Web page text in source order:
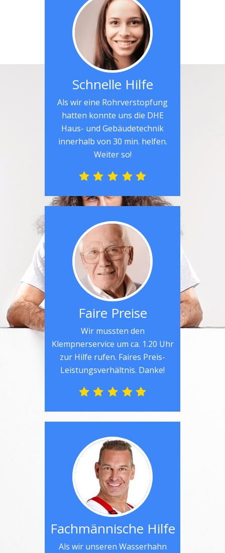
Schnelle Hilfe
Als wir eine Rohrverstopfung
hatten konnte uns die DHE
Haus- und Gebäudetechnik
innerhalb von 30 min. helfen.
Weiter so!
Faire Preise
Wir mussten den
Klempnerservice um ca. 1.20 Uhr
zur Hilfe rufen. Faires Preis-
Leistungsverhältnis. Danke!
Fachmännische Hilfe
Als wir unseren Wasserhahn